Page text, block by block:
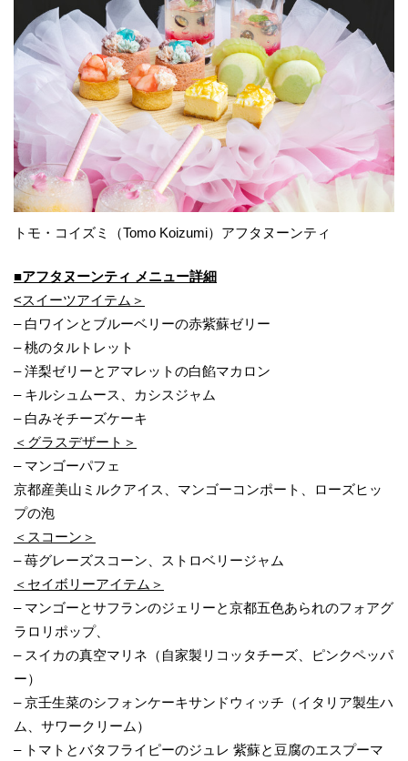
トモ・コイズミ（Tomo Koizumi）アフタヌーンティ
■アフタヌーンティ メニュー詳細
<スイーツアイテム＞
– 白ワインとブルーベリーの赤紫蘇ゼリー
– 桃のタルトレット
– 洋梨ゼリーとアマレットの白餡マカロン
– キルシュムース、カシスジャム
– 白みそチーズケーキ
＜グラスデザート＞
– マンゴーパフェ
京都産美山ミルクアイス、マンゴーコンポート、ローズヒッ
プの泡
＜スコーン＞
– 苺グレーズスコーン、ストロベリージャム
＜セイボリーアイテム＞
– マンゴーとサフランのジェリーと京都五色あられのフォアグ
ラロリポップ、
– スイカの真空マリネ（自家製リコッタチーズ、ピンクペッパ
ー）
– 京壬生菜のシフォンケーキサンドウィッチ（イタリア製生ハ
ム、サワークリーム）
– トマトとバタフライピーのジュレ 紫蘇と豆腐のエスプーマ